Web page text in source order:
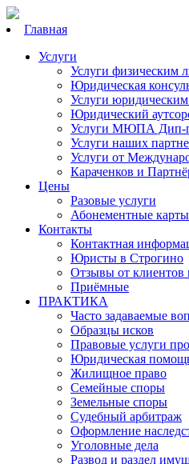
Главная
Услуги
Услуги физическим
Юридическая
Услуги
Юридический
Услуги МЮПА Дип-
Услуги наших
Услуги от
Караченков и
Цены
Разовые услуги
Абонементные карты
Контакты
Контактная
Юристы в Строгино
Отзывы от клиентов
Приёмные
ПРАКТИКА
Часто задаваемые
Образцы исков
Правовые услуги
Юридическая
Жилищное право
Семейные споры
Земельные споры
Судебный арбитраж
Оформление
Уголовные дела
Развод и раздел